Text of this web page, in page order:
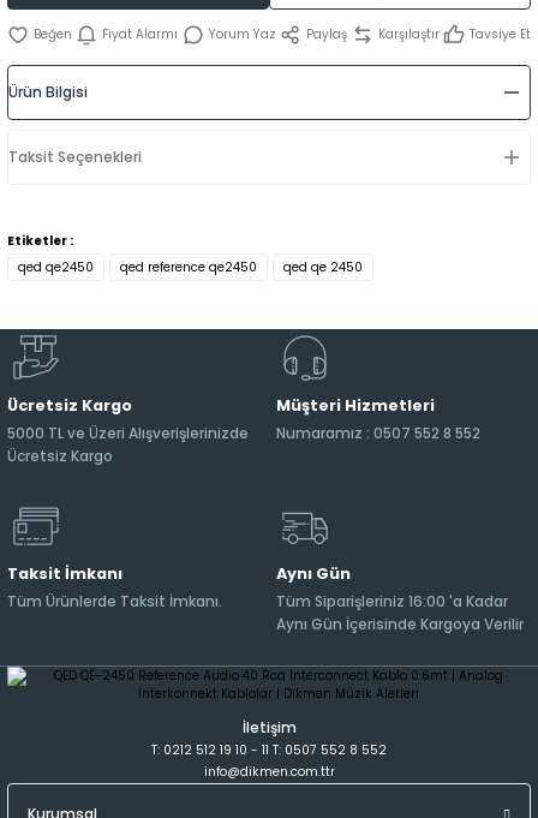
Fiyat Alarmı Yorum Yaz Paylaş Karşılaştır Tavsiye Et
Ürün Bilgisi
Taksit Seçenekleri
Etiketler :
qed qe2450
qed reference qe2450 qed qe 2450
Ücretsiz Kargo
5000 TL ve Üzeri Alışverişlerinizde
Ücretsiz Kargo
Müşteri Hizmetleri
Numaramız : 0507 552 8 552
Taksit İmkanı
Tüm Ürünlerde Taksit İmkanı.
Aynı Gün
Tüm Siparişleriniz 16:00 'a Kadar
Aynı Gün İçerisinde Kargoya Verilir
İletişim
T: 0212 512 19 10 - 11 T: 0507 552 8 552
info@dikmen.com.ttr